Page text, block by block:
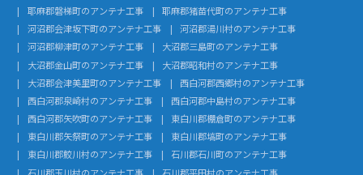
耶麻郡磐梯町のアンテナ工事
耶麻郡猪苗代町のアンテナ工事
河沼郡会津坂下町のアンテナ工事
河沼郡湯川村のアンテナ工事
河沼郡柳津町のアンテナ工事
大沼郡三島町のアンテナ工事
大沼郡金山町のアンテナ工事
大沼郡昭和村のアンテナ工事
大沼郡会津美里町のアンテナ工事
西白河郡西郷村のアンテナ工事
西白河郡泉崎村のアンテナ工事
西白河郡中島村のアンテナ工事
西白河郡矢吹町のアンテナ工事
東白川郡棚倉町のアンテナ工事
東白川郡矢祭町のアンテナ工事
東白川郡塙町のアンテナ工事
東白川郡鮫川村のアンテナ工事
石川郡石川町のアンテナ工事
石川郡玉川村のアンテナ工事
石川郡平田村のアンテナ工事